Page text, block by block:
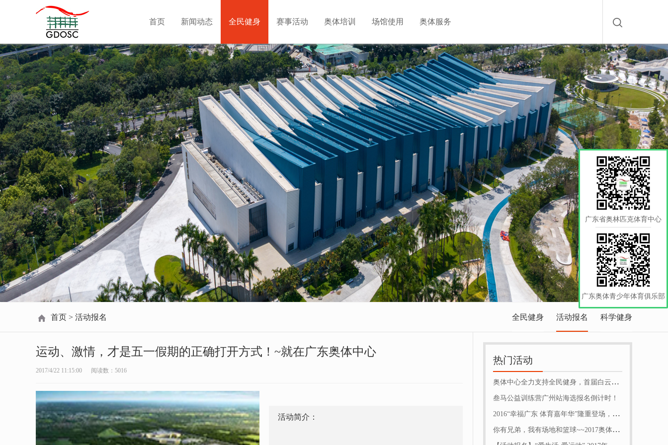
首页 新闻动态 全民健身 赛事活动 奥体培训 场馆使用 奥体服务
首页 > 活动报名 全民健身 活动报名 科学健身
运动、激情，才是五一假期的正确打开方式！~就在广东奥体中心
2017/4/22 11:15:00 阅读数： 5016
活动简介：
热门活动
奥体中心全力支持全民健身，首届白云区百村（社区）足球联赛落幕
叁马公益训练营广州站海选报名倒计时！
2016“幸福广东 体育嘉年华”隆重登场，市民参与热情高！
你有兄弟，我有场地和篮球~~2017奥体篮球赛（月赛）开始报名
广东省奥林匹克体育中心
广东奥体青少年体育俱乐部